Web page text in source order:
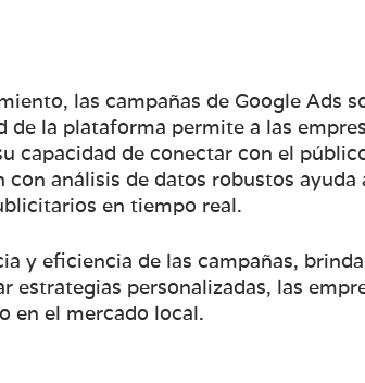
las campañas de Google Ads
la plataforma permite a las
capacidad de conectar con el
análisis de datos robustos ayuda
en tiempo real.
y eficiencia de las campañas,
personalizadas, las
en el mercado local.